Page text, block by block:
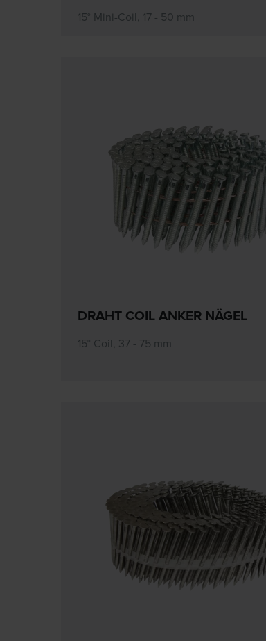
15° Mini-Coil, 17 - 50 mm
DRAHT COIL ANKER NÄGEL
15° Coil, 37 - 75 mm